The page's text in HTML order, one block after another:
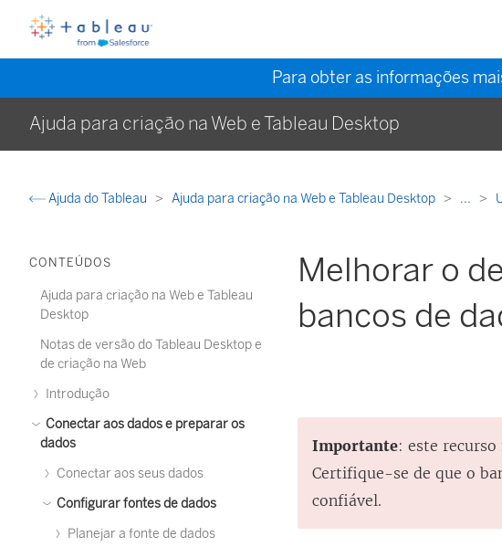
Para obter as informações
Ajuda para criação na Web e Tableau Desktop
Ajuda do Tableau Ajuda para criação na Web e Tableau Desktop ...
CONTEÚDOS
Ajuda para criação na Web e Tableau
Desktop
Notas de versão do Tableau Desktop e
de criação na Web
Introdução
Conectar aos dados e preparar os
dados
Conectar aos seus dados
Configurar fontes de dados
Planejar a fonte de dados
Melhorar o
bancos de
Importante: este
Certifique-se de que o
confiável.